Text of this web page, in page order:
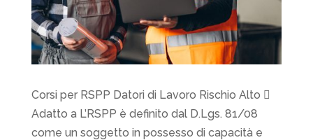
Corsi per RSPP Datori di Lavoro Rischio Alto 
Adatto a L’RSPP è definito dal D.Lgs. 81/08
come un soggetto in possesso di capacità e